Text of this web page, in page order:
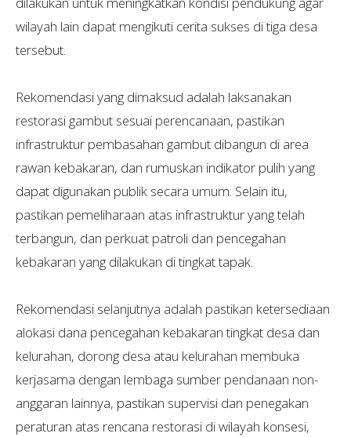
wilayah lain dapat mengikuti cerita sukses di tiga desa
tersebut.
Rekomendasi yang dimaksud adalah laksanakan
restorasi gambut sesuai perencanaan, pastikan
infrastruktur pembasahan gambut dibangun di area
rawan kebakaran, dan rumuskan indikator pulih yang
dapat digunakan publik secara umum. Selain itu,
pastikan pemeliharaan atas infrastruktur yang telah
terbangun, dan perkuat patroli dan pencegahan
kebakaran yang dilakukan di tingkat tapak.
Rekomendasi selanjutnya adalah pastikan ketersediaan
alokasi dana pencegahan kebakaran tingkat desa dan
kelurahan, dorong desa atau kelurahan membuka
kerjasama dengan lembaga sumber pendanaan non-
anggaran lainnya, pastikan supervisi dan penegakan
peraturan atas rencana restorasi di wilayah konsesi,